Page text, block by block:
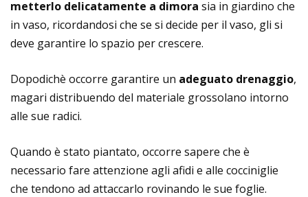
metterlo delicatamente a dimora sia in giardino che
in vaso, ricordandosi che se si decide per il vaso, gli si
deve garantire lo spazio per crescere.
Dopodichè occorre garantire un adeguato drenaggio,
magari distribuendo del materiale grossolano intorno
alle sue radici.
Quando è stato piantato, occorre sapere che è
necessario fare attenzione agli afidi e alle cocciniglie
che tendono ad attaccarlo rovinando le sue foglie.